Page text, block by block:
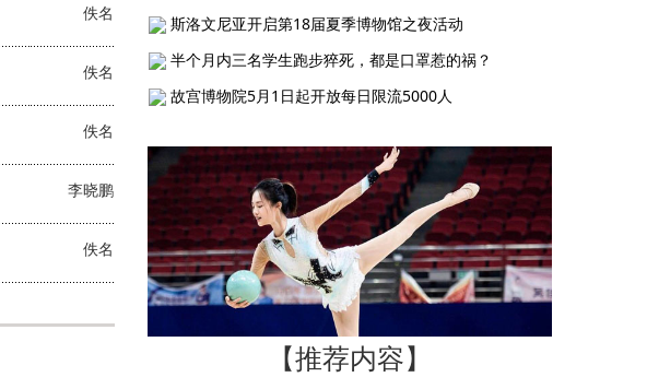
佚名
佚名
佚名
李晓鹏
佚名
斯洛文尼亚开启第18届夏季博物馆之夜活动
半个月内三名学生跑步猝死，都是口罩惹的祸？
故宫博物院5月1日起开放每日限流5000人
【推荐内容】